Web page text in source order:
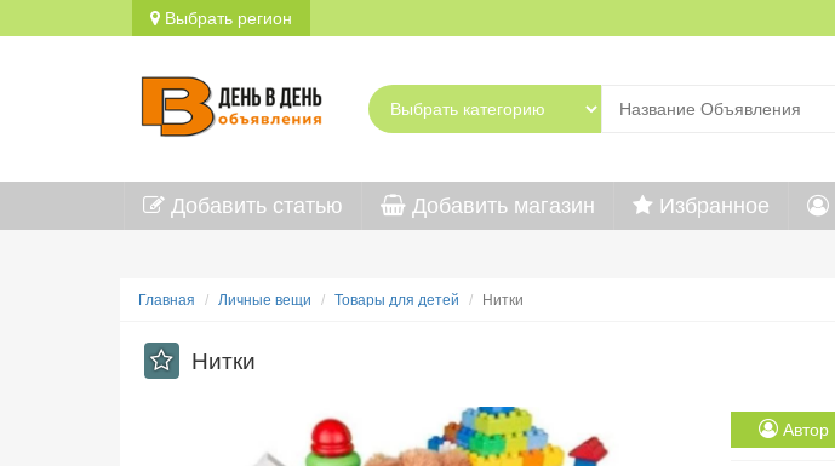
Выбрать регион
Добавить статью Добавить магазин Избранное
Главная Личные вещи Товары для детей Нитки
Нитки
Автор